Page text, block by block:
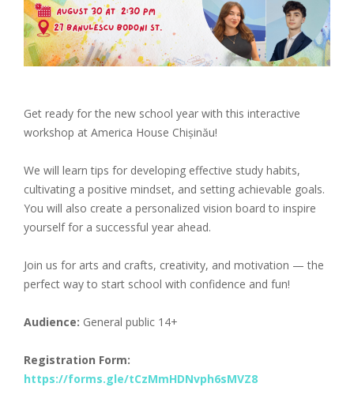
Get ready for the new school year with this interactive
workshop at America House Chișinău!
We will learn tips for developing effective study habits,
cultivating a positive mindset, and setting achievable goals.
You will also create a personalized vision board to inspire
yourself for a successful year ahead.
Join us for arts and crafts, creativity, and motivation — the
perfect way to start school with confidence and fun!
Audience: General public 14+
Registration Form:
https://forms.gle/tCzMmHDNvph6sMVZ8